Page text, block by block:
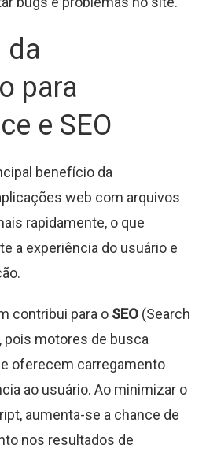
da
para
e SEO
benefício da
web com arquivos
rapidamente, o que
a experiência do usuário e
contribui para o SEO (Search
pois motores de busca
oferecem carregamento
ao usuário. Ao minimizar o
aumenta-se a chance de
nos resultados de